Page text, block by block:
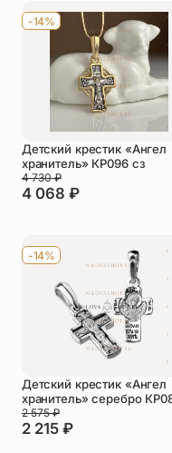
Упаковка
Чётки
Другое
-14%
Детский крестик «Ангел
хранитель» КР096 сз
4 068 ₽
4 730₽
-14%
Детский крестик «Ангел
хранитель» серебро
2 215 ₽
2 575₽